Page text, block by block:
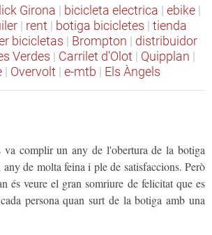
Girona bicicleta electrica ebike
rent botiga bicicletes
tienda
bicicletas Brompton
distribuidor
Verdes Carrilet d'Olot Quipplan
Overvolt e-mtb Els Àngels
va complir un any de l'obertura de la botiga
de molta feina i ple de satisfaccions. Però
és veure el gran somriure de felicitat que es
persona quan surt de la botiga amb una